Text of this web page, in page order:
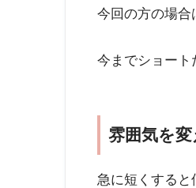
今回の方の場合
今までショート
雰囲気を
急に短くすると